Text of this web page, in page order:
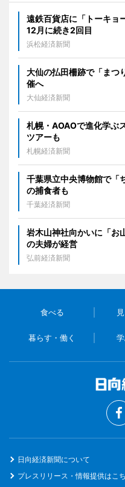
遠鉄百貨店に「トーキ
12月に続き2回目
浜松経済新聞
大仙の払田柵跡で「ま
催へ
大仙経済新聞
札幌・AOAOで進化学
ツアーも
札幌経済新聞
千葉県立中央博物館で
の捕食者も
千葉経済新聞
岩木山神社向かいに「
の夫婦が経営
弘前経済新聞
食べる
暮らす・働く
日向経済新聞について
プレスリリース・情報提供はこ